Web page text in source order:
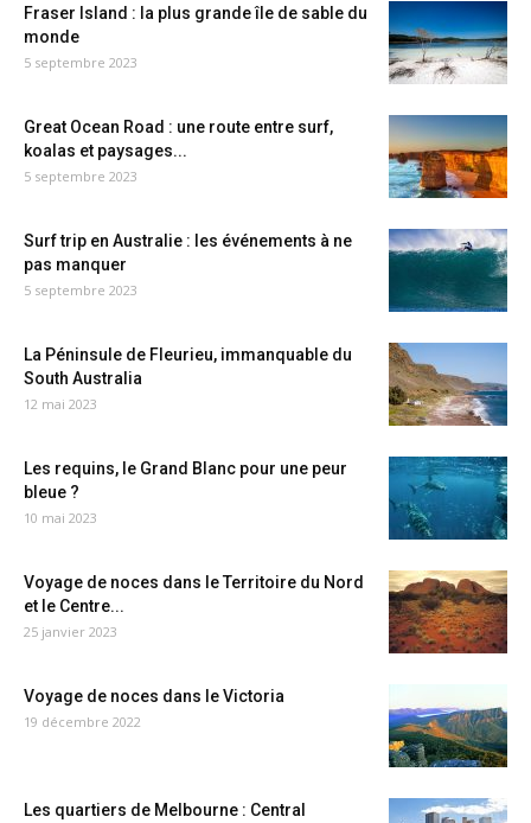
Fraser Island : la plus grande île de sable du
monde
5 septembre 2023
Great Ocean Road : une route entre surf,
koalas et paysages...
5 septembre 2023
Surf trip en Australie : les événements à ne
pas manquer
5 septembre 2023
La Péninsule de Fleurieu, immanquable du
South Australia
12 mai 2023
Les requins, le Grand Blanc pour une peur
bleue ?
10 mai 2023
Voyage de noces dans le Territoire du Nord
et le Centre...
25 janvier 2023
Voyage de noces dans le Victoria
19 décembre 2022
Les quartiers de Melbourne : Central